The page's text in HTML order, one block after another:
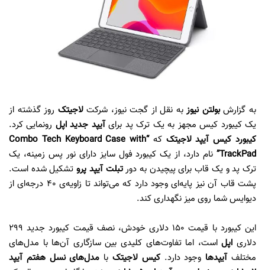
به گزارشبولتن نیوزبه نقل از گجت نیوز، شرکتلاجیتک روز گذشته از
یک کیبورد کیس مجهز به یک ترک پد برایآیپد جدید اپل رونمایی کرد.
کیبورد کیس آیپد لاجیتک که “Combo Tech Keyboard Case with
TrackPad” نام دارد، از یک کیبورد فول سایز دارای نور پس زمینه، یک
ترک پد و یک قاب برای پیچیدن به دورتبلت آیپد پروتشکیل شده است.
پشت قاب آن نیز پایه‌ای وجود دارد که می‌تواند تا زاویه‌ی 40 درجه‌ای از
دیوایس شما روی میز نگهداری کند.
این کیبورد با قیمت 150 دلاری خودش، نصف قیمت کیبورد جدید 299
دلاری اپلاست، اما تفاوت‌های کلیدی بین سازگاری آن‌ها با مدل‌های
مختلفآیپدها وجود دارد. کیس لاجیتکبا مدل‌های نسل هفتم آیپد